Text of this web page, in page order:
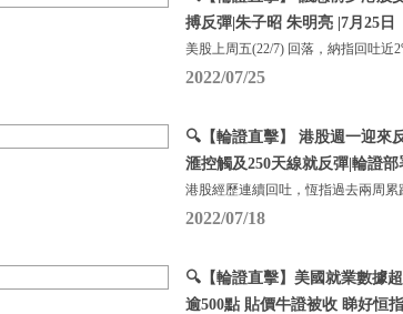
搏反彈|朱子昭 朱明亮 |7月25日
美股上周五(22/7) 回落，納指回吐近
2022/07/25
🔍【輪證直擊】 港股週一迎來
滙控觸及250天線就反彈|輪證
港股經歷連續回吐，恆指過去兩周累
2022/07/18
🔍【輪證直擊】美國就業數據
逾500點 貼價牛證被收 睇好恒